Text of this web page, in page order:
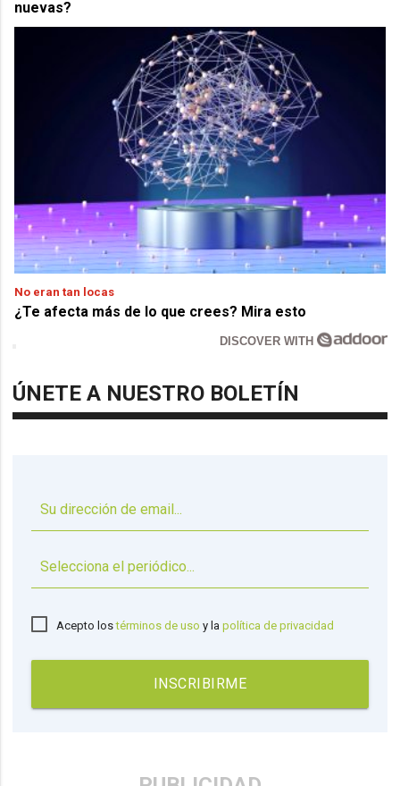
nuevas?
No eran tan locas
¿Te afecta más de lo que crees? Mira esto
DISCOVER WITH
ÚNETE A NUESTRO BOLETÍN
Acepto lostérminos de uso y lapolítica de privacidad
INSCRIBIRME